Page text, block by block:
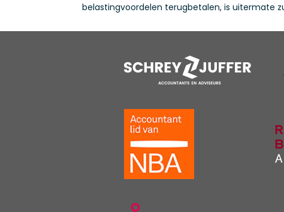
belastingvoordelen terugbetalen, is uitermate